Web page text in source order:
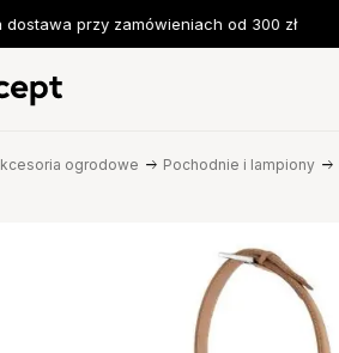
przy zamówieniach od 300 zł
ogrodowe Pochodnie i lampiony